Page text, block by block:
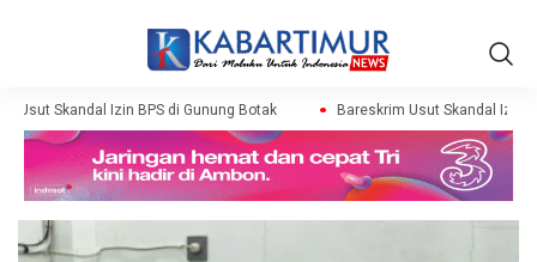
Usut Skandal Izin BPS di Gunung Botak Bareskrim Usut Skandal Izin